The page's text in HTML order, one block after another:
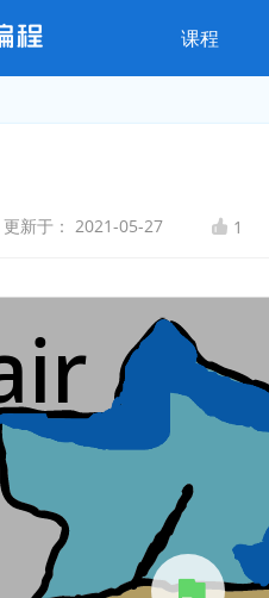
课程
更新于： 2021-05-27 1